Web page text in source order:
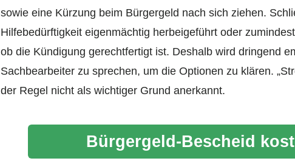
sowie eine Kürzung beim Bürgergeld nach sich ziehen.
Hilfebedürftigkeit eigenmächtig herbeigeführt oder
ob die Kündigung gerechtfertigt ist. Deshalb wird dringend
Sachbearbeiter zu sprechen, um die Optionen zu klären.
der Regel nicht als wichtiger Grund anerkannt.
Bürgergeld-Bescheid